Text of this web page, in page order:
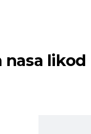
nasa likod